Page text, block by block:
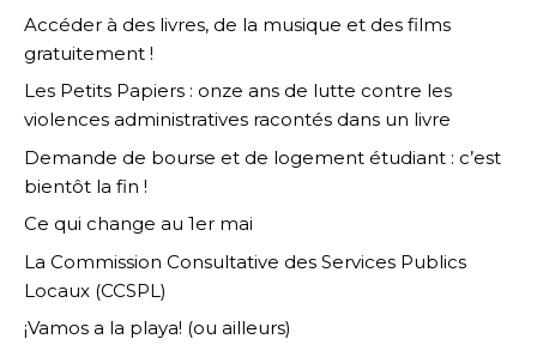
Accéder à des livres, de la musique et des films
gratuitement !
Les Petits Papiers : onze ans de lutte contre les
violences administratives racontés dans un livre
Demande de bourse et de logement étudiant : c’est
bientôt la fin !
Ce qui change au 1er mai
La Commission Consultative des Services Publics
Locaux (CCSPL)
¡Vamos a la playa! (ou ailleurs)